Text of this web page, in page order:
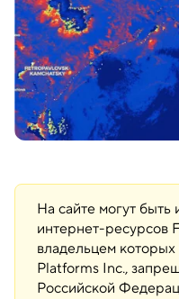
На сайте могут
интернет-ресурсов
владельцем
Platforms Inc.,
Российской